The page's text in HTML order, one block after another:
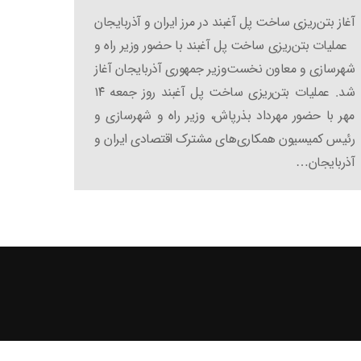
آغاز بتن‌ریزی ساخت پل آغبند در مرز ایران و آذربایجان
عملیات بتن‌ریزی ساخت پل آغبند با حضور وزیر راه و
شهرسازی و معاون نخست‌وزیر جمهوری آذربایجان آغاز
شد. عملیات بتن‌ریزی ساخت پل آغبند روز جمعه ۱۴
مهر با حضور مهرداد بذرپاش، وزیر راه و شهرسازی و
رئیس کمیسیون همکاری‌های مشترک اقتصادی ایران و
آذربایجان…